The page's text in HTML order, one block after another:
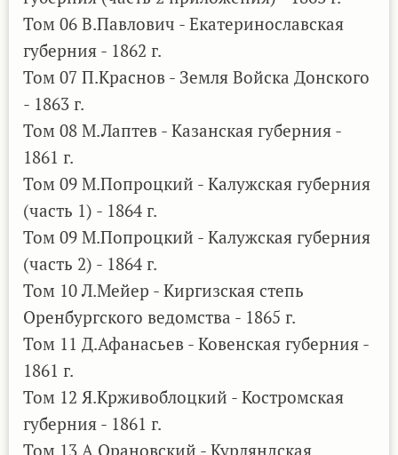
Том 06 В.Павлович - Екатеринославская
губерния - 1862 г.
Том 07 П.Краснов - Земля Войска Донского
- 1863 г.
Том 08 М.Лаптев - Казанская губерния -
1861 г.
Том 09 М.Попроцкий - Калужская губерния
(часть 1) - 1864 г.
Том 09 М.Попроцкий - Калужская губерния
(часть 2) - 1864 г.
Том 10 Л.Мейер - Киргизская степь
Оренбургского ведомства - 1865 г.
Том 11 Д.Афанасьев - Ковенская губерния -
1861 г.
Том 12 Я.Крживоблоцкий - Костромская
губерния - 1861 г.
Том 13 А.Орановский - Курляндская